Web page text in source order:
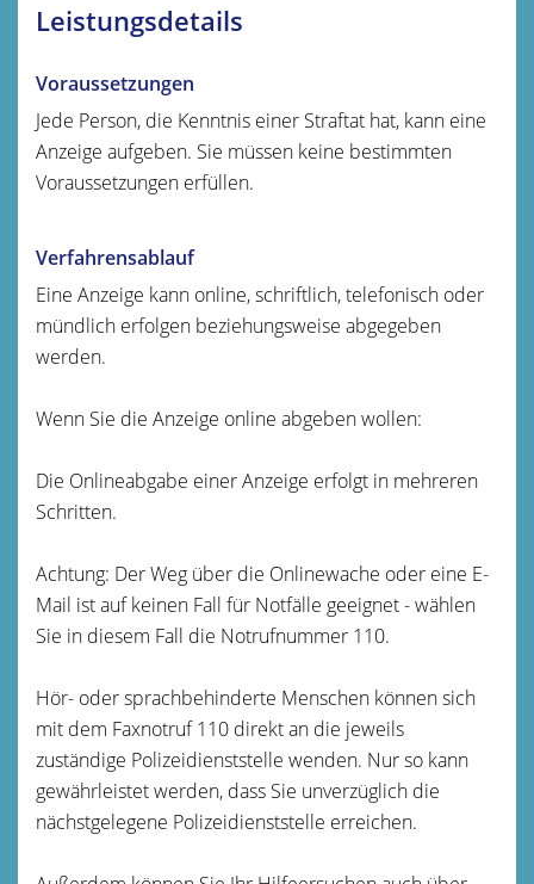
Leistungsdetails
Voraussetzungen
Jede Person, die Kenntnis einer Straftat hat, kann eine
Anzeige aufgeben. Sie müssen keine bestimmten
Voraussetzungen erfüllen.
Verfahrensablauf
Eine Anzeige kann online, schriftlich, telefonisch oder
mündlich erfolgen beziehungsweise abgegeben
werden.
Wenn Sie die Anzeige online abgeben wollen:
Die Onlineabgabe einer Anzeige erfolgt in mehreren
Schritten.
Achtung: Der Weg über die Onlinewache oder eine E-
Mail ist auf keinen Fall für Notfälle geeignet - wählen
Sie in diesem Fall die Notrufnummer 110.
Hör- oder sprachbehinderte Menschen können sich
mit dem Faxnotruf 110 direkt an die jeweils
zuständige Polizeidienststelle wenden. Nur so kann
gewährleistet werden, dass Sie unverzüglich die
nächstgelegene Polizeidienststelle erreichen.